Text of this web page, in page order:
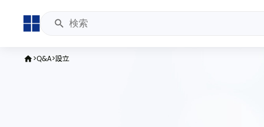
home Q&A 設立